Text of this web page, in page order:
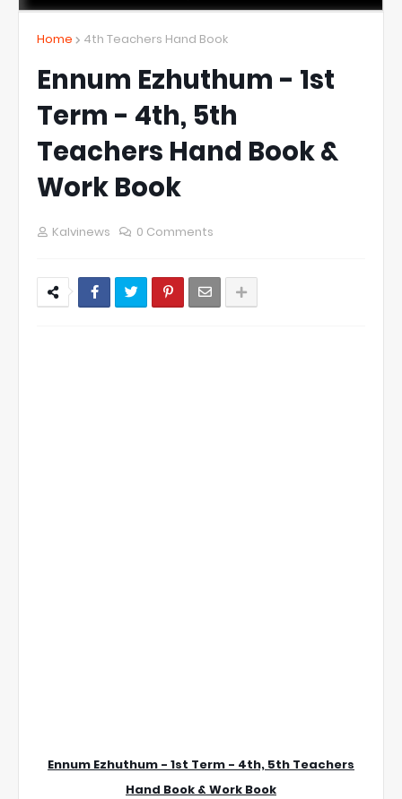
Home 4th Teachers Hand Book
Ennum Ezhuthum - 1st
Term - 4th, 5th
Teachers Hand Book &
Work Book
Kalvinews 0 Comments
Ennum Ezhuthum - 1st Term - 4th, 5th Teachers
Hand Book & Work Book